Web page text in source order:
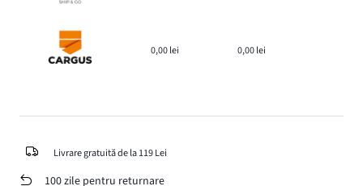
0,00 lei 0,00 lei
Livrare gratuită de la 119 Lei
100 zile pentru returnare